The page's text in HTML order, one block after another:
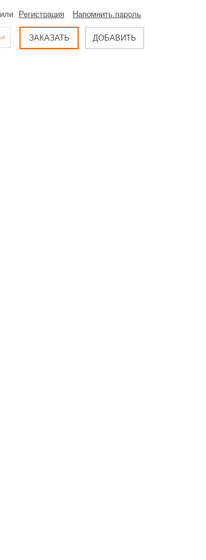
или Регистрация Напомнить пароль
ЗАКАЗАТЬ ДОБАВИТЬ